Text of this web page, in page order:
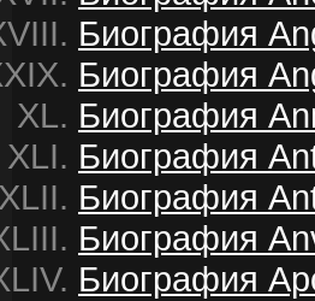
Биография
Биография
Биография
Биография
Биография
Биография
Биография